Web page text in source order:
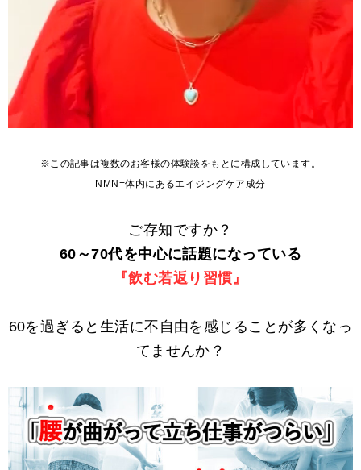
※この記事は複数のお客様の体験談をもとに構成しています。
NMN=体内にあるエイジングケア成分
ご存知ですか？
60～70代を中心に話題になっている
『飲む若返り習慣』
60を過ぎると生活に不自由を感じることが多くなっ
てませんか？